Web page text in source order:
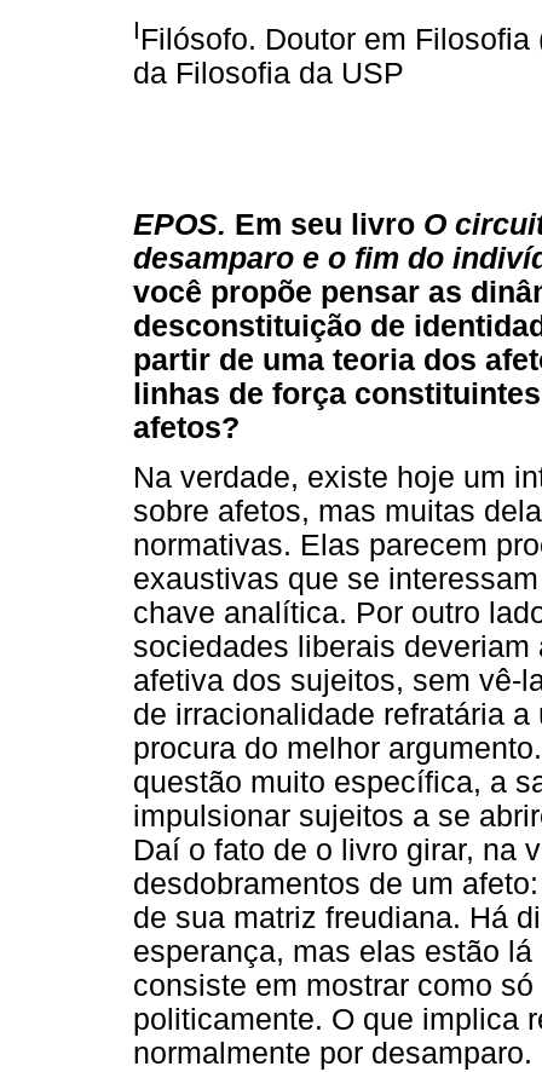
IFilósofo. Doutor em
da Filosofia da USP
EPOS. Em seu livro O
desamparo e o fim do
você propõe pensar as
desconstituição de
partir de uma teoria dos
linhas de força
afetos?
Na verdade, existe hoje um
sobre afetos, mas muitas
normativas. Elas parecem
exaustivas que se
chave analítica. Por outro
sociedades liberais
afetiva dos sujeitos, sem vê-
de irracionalidade refratária
procura do melhor
questão muito específica, a
impulsionar sujeitos a se
Daí o fato de o livro girar, na
desdobramentos de um
de sua matriz freudiana. Há
esperança, mas elas estão
consiste em mostrar como
politicamente. O que implica
normalmente por desamparo.